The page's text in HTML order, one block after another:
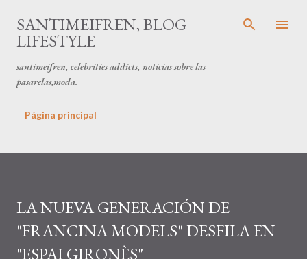
Ir al contenido principal
SANTIMEIFREN, BLOG
LIFESTYLE
santimeifren, celebrities addicts, noticias sobre las
pasarelas,moda.
Página principal
LA NUEVA GENERACIÓN DE
"FRANCINA MODELS" DESFILA EN
"ESPAI GIRONÈS"